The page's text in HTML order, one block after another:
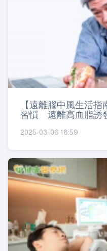
【遠離腦中風生活
習慣 遠離高血脂誘
2025-03-06 18:59